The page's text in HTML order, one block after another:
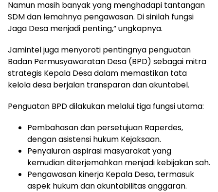
Namun masih banyak yang menghadapi tantangan
SDM dan lemahnya pengawasan. Di sinilah fungsi
Jaga Desa menjadi penting,” ungkapnya.
Jamintel juga menyoroti pentingnya penguatan
Badan Permusyawaratan Desa (BPD) sebagai mitra
strategis Kepala Desa dalam memastikan tata
kelola desa berjalan transparan dan akuntabel.
Penguatan BPD dilakukan melalui tiga fungsi utama:
Pembahasan dan persetujuan Raperdes,
dengan asistensi hukum Kejaksaan.
Penyaluran aspirasi masyarakat yang
kemudian diterjemahkan menjadi kebijakan sah.
Pengawasan kinerja Kepala Desa, termasuk
aspek hukum dan akuntabilitas anggaran.